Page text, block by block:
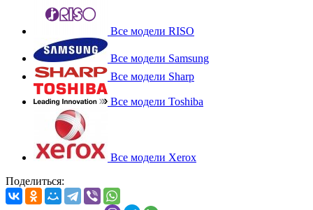
Все модели RISO
Все модели Samsung
Все модели Sharp
Все модели Toshiba
Все модели Xerox
Поделиться: